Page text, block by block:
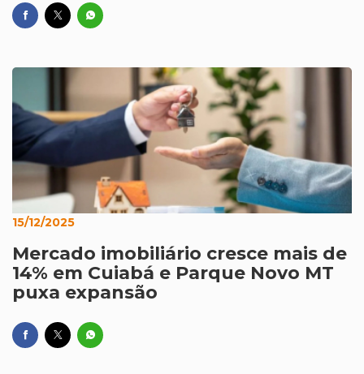
15/12/2025
Mercado imobiliário cresce mais de
14% em Cuiabá e Parque Novo MT
puxa expansão